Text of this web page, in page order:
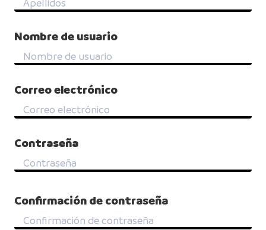
Nombre de usuario
Correo electrónico
Contraseña
Confirmación de contraseña